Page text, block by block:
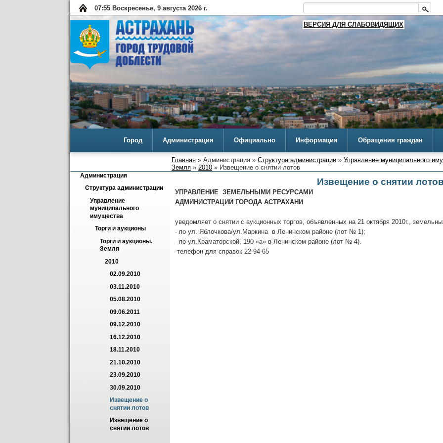
07:55 Воскресенье, 9 августа 2026 г.
ВЕРСИЯ ДЛЯ СЛАБОВИДЯЩИХ
Город Администрация Официально Информация Обращения граждан
Главная » Администрация » Структура администрации » Управление муниципального
Земля » 2010 » Извещение о снятии лотов
Администрация
Структура администрации
Управление
муниципального
имущества
Торги и аукционы
Торги и аукционы.
Земля
2010
02.09.2010
03.11.2010
05.08.2010
09.06.2011
09.12.2010
16.12.2010
18.11.2010
21.10.2010
23.09.2010
30.09.2010
Извещение о
снятии лотов
Извещение о
снятии лотов
Извещение о снятии лотов
УПРАВЛЕНИЕ ЗЕМЕЛЬНЫМИ РЕСУРСАМИ
АДМИНИСТРАЦИИ ГОРОДА АСТРАХАНИ
уведомляет о снятии с аукционных торгов, объявленных на 21 октября 2010г.,
- по ул. Яблочкова/ул.Маркина в Ленинском районе (лот № 1);
- по ул.Краматорской, 190 «а» в Ленинском районе (лот № 4).
телефон для справок 22-94-65